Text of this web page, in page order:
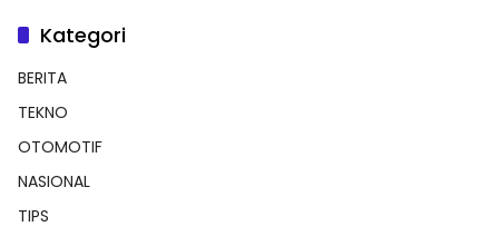
Kategori
BERITA
TEKNO
OTOMOTIF
NASIONAL
TIPS